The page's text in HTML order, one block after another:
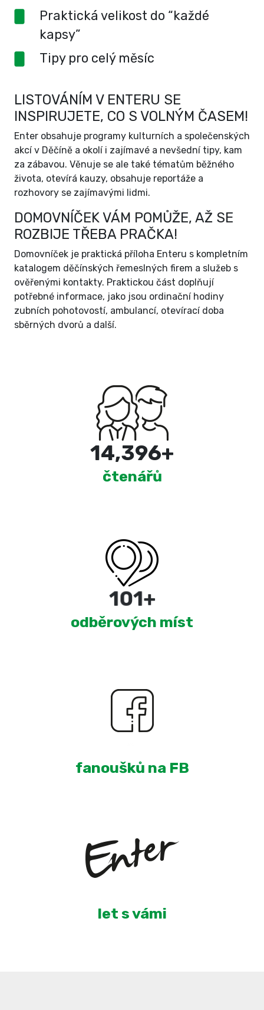
Praktická velikost do “každé
kapsy”
Tipy pro celý měsíc
LISTOVÁNÍM V ENTERU SE
INSPIRUJETE, CO S VOLNÝM ČASEM!
Enter obsahuje programy kulturních a společenských
akcí v Děčíně a okolí i zajímavé a nevšední tipy, kam
za zábavou. Věnuje se ale také tématům běžného
života, otevírá kauzy, obsahuje reportáže a
rozhovory se zajímavými lidmi.
DOMOVNÍČEK VÁM POMŮŽE, AŽ SE
ROZBIJE TŘEBA PRAČKA!
Domovníček je praktická příloha Enteru s kompletním
katalogem děčínských řemeslných firem a služeb s
ověřenými kontakty. Praktickou část doplňují
potřebné informace, jako jsou ordinační hodiny
zubních pohotovostí, ambulancí, otevírací doba
sběrných dvorů a další.
15,000+
čtenářů
180+
odběrových míst
fanoušků na FB
let s vámi